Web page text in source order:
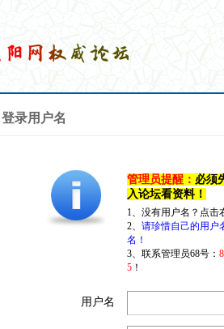
登录用户名
管理员提醒： 必须
入论坛看资料！
1、没有用户名？点
2、 请珍惜自己的用户
名！
3、联系管理员68号：
5 ！
用户名